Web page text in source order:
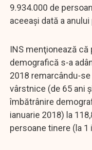
9.934.000 de
aceeaşi dată a
INS menţionează
demografică s-a
2018 remarcându-
vârstnice (de 65 ani
îmbătrânire
ianuarie 2018) la
persoane tinere (la 1